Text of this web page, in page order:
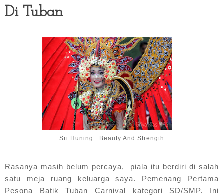
Di Tuban
Sri Huning : Beauty And Strength
Rasanya masih belum percaya, piala itu berdiri di salah
satu meja ruang keluarga saya. Pemenang Pertama
Pesona Batik Tuban Carnival kategori SD/SMP. Ini